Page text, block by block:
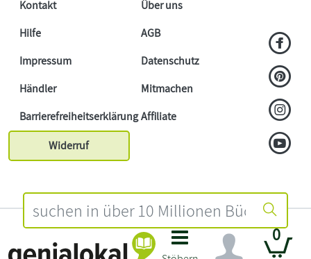
0
Kontakt
Über uns
Hilfe
AGB
Impressum
Datenschutz
Händler
Mitmachen
BarrierefreiheitserklärungAffiliate
Widerruf